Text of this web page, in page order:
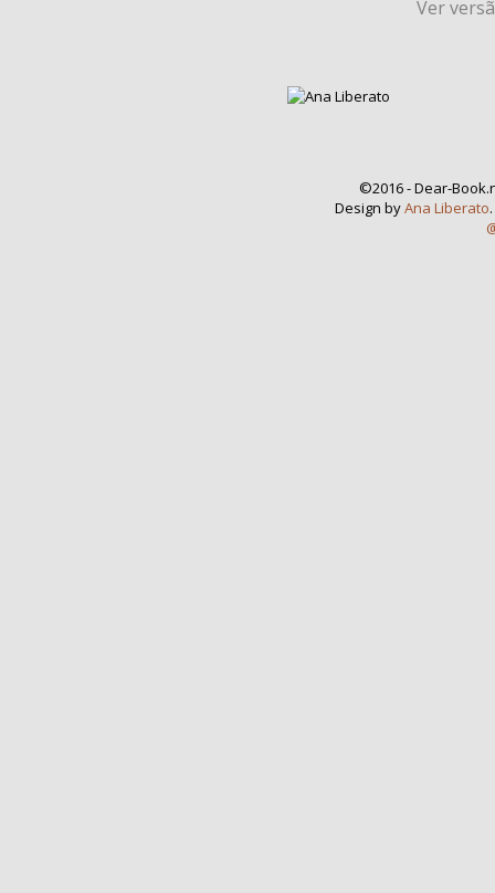
Ver
©2016 - Dear-
Design byAna Liberato